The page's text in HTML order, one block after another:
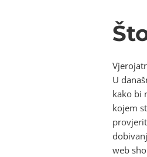
U
kako bi
kojem
web